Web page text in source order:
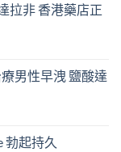
拉非 香港藥店正
男性早洩 鹽酸達
勃起持久